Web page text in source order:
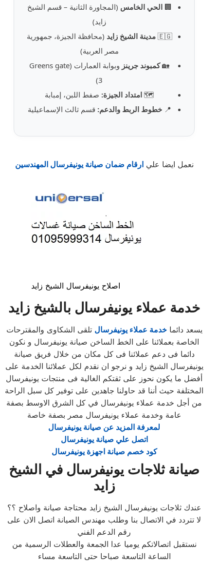
🏢الحي الخامس (المجاورة الثانية – قسم الشيخ
زايد)
🇪🇬 مدينة الشيخ زايد (محافظة الجيزة، جمهورية
مصر العربية)
🏡كمبوند جرينز
وبوابة العمارات (Greens gate
3)
🗺️امتداد الجيزة: صفط اللبن، إمبابة
📍خطوط الربط والدعم: قسم ثالث الإسماعيلية
نعمل ايضا عليارقام ضمان صيانة يونيفرسال المهندسين
اصلاح يونيفرسال الشيخ زايد
خدمة عملاء يونيفرسال بالشيخ زايد
يسعد دائماخدمة عملاء يونيفرسال تلقى الشكاوى والمقترحات
الخاصة بعملائنا على الخط الساخن صيانة يونيفرسال و نكون
دائما فى دعم عملائنا فى كل مكان من خلال فريق صيانة
يونيفرسال الشيخ زايد و نرجو ان نقدم لكل عملائنا الخدمة على
أفضل ما يكون نحوز على ثقتكم الغالية فى منتجات يونيفرسال
المختلفة حيث أننا قد حاولنا جاهدين على توفير كل سبل الراحة
من أجل خدمة عملاء يونيفرسال في كل الشرق الاوسط بصفة
عامة وخدمة عملاء يونيفرسال مصر بصفة خاصة
لمعرفة المزيد عن صيانة يونيفرسال
اتصل علي صيانة يونيفرسال
كود خصم صيانة اجهزة يونيفرسال
صيانة ثلاجات يونيفرسال في الشيخ
زايد
عندك ثلاجات يونيفرسال الشيخ زايد محتاجة صيانة واصلاح ؟؟
لا تتردد في الاتصال بنا وطلب مهندس الصيانة اتصل الان على
رقم الدعم الفني
نستقبل اتصالاتكم يوميا عدا الجمعة والعطلات الرسمية من
الساعة التاسعة صباحا حتى التاسعة مساء